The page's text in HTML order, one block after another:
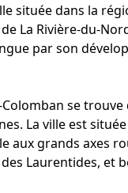
située dans la
La Rivière-du-
par son
se
La ville est
aux grands axes
Laurentides, et